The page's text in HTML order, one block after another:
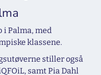
i Palma, med
klassene.
stiller også
samt Pia Dahl